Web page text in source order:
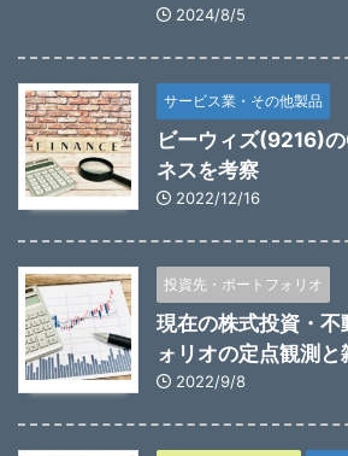
2024/8/5
サービス業・その他製品
ビーウィズ(9216)
ネスを考察
2022/12/16
投資先・ポートフォリオ
現在の株式投資・不
ォリオの定点観測と
2022/9/8